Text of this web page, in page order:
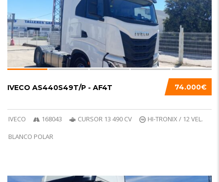
74.000€
IVECO AS440S49T/P - AF4T
IVECO 168043 CURSOR 13 490 CV
HI-TRONIX / 12 VEL.
BLANCO POLAR